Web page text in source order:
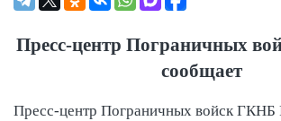
Пресс-центр Пограничных
сообщает
Пресс-центр Пограничных войск ГКНБ